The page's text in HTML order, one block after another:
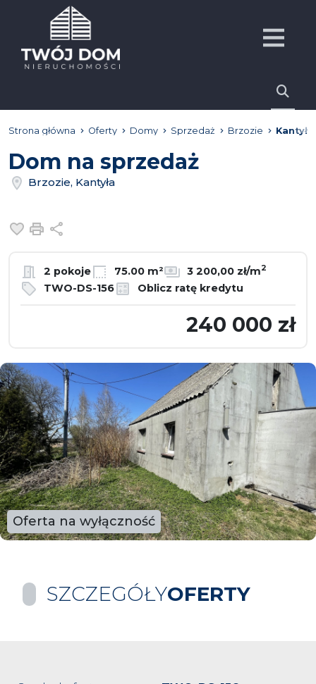
Strona główna Oferty Domy Sprzedaż Brzozie Kantyła
Dom na sprzedaż
Brzozie, Kantyła
Dodaj do ulubionych
Drukuj
2 pokoje 75.00 m² 3 200,00 zł/m2
TWO-DS-156 Oblicz ratę kredytu
240 000 zł
Oferta na wyłączność
SZCZEGÓŁYOFERTY